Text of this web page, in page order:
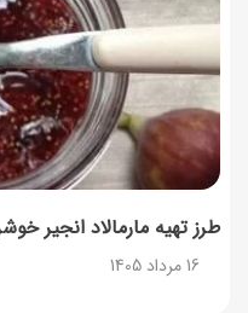
طرز تهیه مارمالاد انجیر
16 مرداد 1405